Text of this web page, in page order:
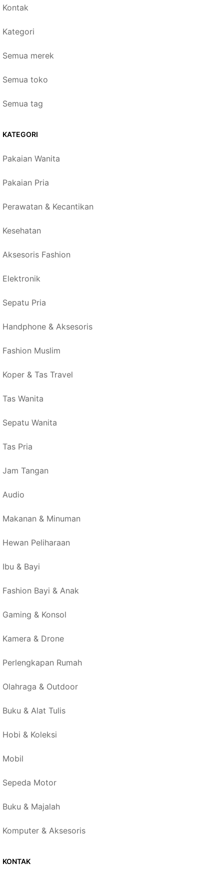
Kontak
Kategori
Semua merek
Semua toko
Semua tag
KATEGORI
Pakaian Wanita
Pakaian Pria
Perawatan & Kecantikan
Kesehatan
Aksesoris Fashion
Elektronik
Sepatu Pria
Handphone & Aksesoris
Fashion Muslim
Koper & Tas Travel
Tas Wanita
Sepatu Wanita
Tas Pria
Jam Tangan
Audio
Makanan & Minuman
Hewan Peliharaan
Ibu & Bayi
Fashion Bayi & Anak
Gaming & Konsol
Kamera & Drone
Perlengkapan Rumah
Olahraga & Outdoor
Buku & Alat Tulis
Hobi & Koleksi
Mobil
Sepeda Motor
Buku & Majalah
Komputer & Aksesoris
KONTAK